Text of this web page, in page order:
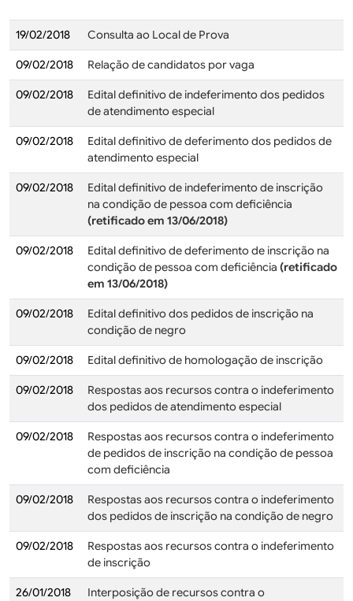
19/02/2018 Consulta ao Local de Prova
09/02/2018 Relação de candidatos por vaga
09/02/2018
Edital definitivo de indeferimento dos pedidos
de atendimento especial
09/02/2018
Edital definitivo de deferimento dos pedidos de
atendimento especial
09/02/2018
Edital definitivo de indeferimento de inscrição
na condição de pessoa com deficiência
(retificado em 13/06/2018)
09/02/2018
Edital definitivo de deferimento de inscrição na
condição de pessoa com deficiência (retificado
em 13/06/2018)
09/02/2018
Edital definitivo dos pedidos de inscrição na
condição de negro
09/02/2018 Edital definitivo de homologação de inscrição
09/02/2018
Respostas aos recursos contra o indeferimento
dos pedidos de atendimento especial
09/02/2018
Respostas aos recursos contra o indeferimento
de pedidos de inscrição na condição de pessoa
com deficiência
09/02/2018
Respostas aos recursos contra o indeferimento
dos pedidos de inscrição na condição de negro
09/02/2018
Respostas aos recursos contra o indeferimento
de inscrição
26/01/2018
Interposição de recursos contra o